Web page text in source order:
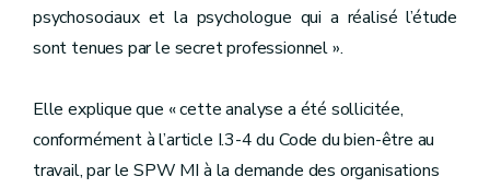
psychosociaux et la psychologue qui a réalisé l’étude
sont tenues par le secret professionnel ».
Elle explique que « cette analyse a été sollicitée,
conformément à l’article I.3-4 du Code du bien-être au
travail, par le SPW MI à la demande des organisations